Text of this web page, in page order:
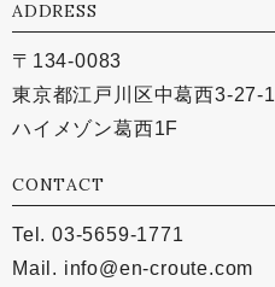
ADDRESS
〒134-0083
東京都江戸川区中葛西3-27-1
ハイメゾン葛西1F
CONTACT
Tel. 03-5659-1771
Mail. info@en-croute.com